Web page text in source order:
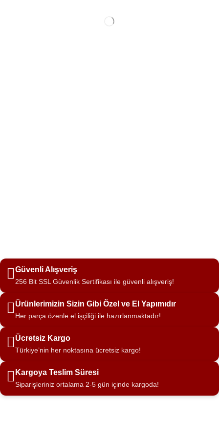
Güvenli Alışveriş
256 Bit SSL Güvenlik Sertifikası ile güvenli alışveriş!
Ürünlerimizin Sizin Gibi Özel ve El Yapımıdır
Her parça özenle el işçiliği ile hazırlanmaktadır!
Ücretsiz Kargo
Türkiye’nin her noktasına ücretsiz kargo!
Kargoya Teslim Süresi
Siparişleriniz ortalama 2-5 gün içinde kargoda!